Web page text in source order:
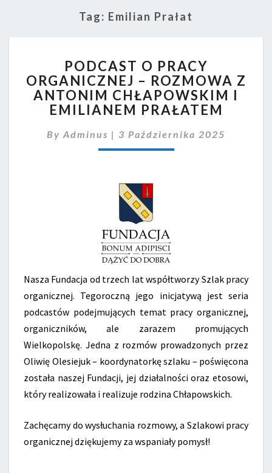
Tag: Emilian Prałat
O
PRACY
ORGANICZNEJ
Z
ANTONIM
EMILIANEM
PRAŁATEM
PODCAST O PRACY
ORGANICZNEJ – ROZMOWA Z
ANTONIM CHŁAPOWSKIM I
EMILIANEM PRAŁATEM
By Adminus | 3 Października 2025
Nasza Fundacja od trzech lat współtworzy Szlak pracy
organicznej. Tegoroczną jego inicjatywą jest seria
podcastów podejmujących temat pracy organicznej,
organiczników, ale zarazem promujących
Wielkopolskę. Jedna z rozmów prowadzonych przez
Oliwię Olesiejuk – koordynatorkę szlaku – poświęcona
została naszej Fundacji, jej działalności oraz etosowi,
który realizowała i realizuje rodzina Chłapowskich.
Zachęcamy do wysłuchania rozmowy, a Szlakowi pracy
organicznej dziękujemy za wspaniały pomysł!